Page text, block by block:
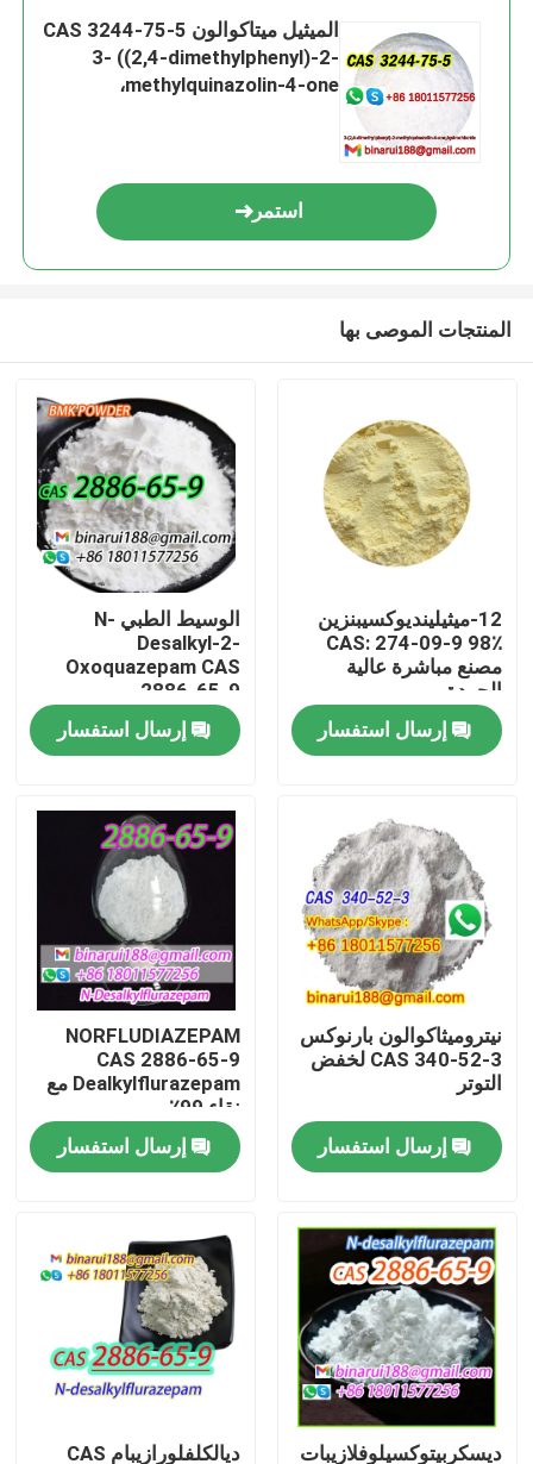
المنتجات
فيديوهات
معلومات عنا
جولة في المعمل
رقابة جودة
اطلب اقتباس
المواد الخام الكيميائية اليومية
المواد الكيميائية غير العضوية المواد الخام
الوسطيات الكيميائية الدقيقة
الميثيل ميتاكوالون CAS 3244-75-5
3- ((2,4-dimethylphenyl)-2-
methylquinazolin-4-one،
استمر
المنتجات الموصى بها
12-ميثيلينديوكسيبنزين
CAS: 274-09-9 98٪
مصنع مباشرة عالية
الجودة
إرسال استفسار
الوسيط الطبي N-
Desalkyl-2-
Oxoquazepam CAS
2886-65-9
صلب نظيف في شكل
صلب
إرسال استفسار
نيتروميثاكوالون بارنوكس
CAS 340-52-3 لخفض
التوتر
إرسال استفسار
NORFLUDIAZEPAM
CAS 2886-65-9
Dealkylflurazepam مع
نقاء 99٪
إرسال استفسار
ديسكربيتوكسيلوفلازيبات ديالكلفلورازيبام CAS